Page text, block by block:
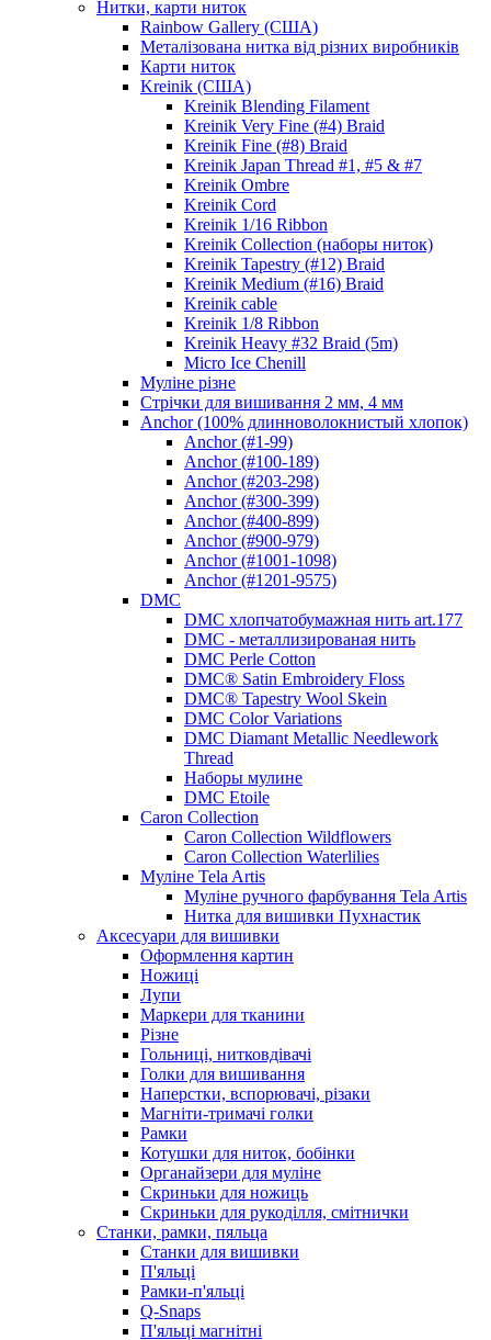
Нитки, карти ниток
Rainbow Gallery (США)
Металізована нитка від різних виробників
Карти ниток
Kreinik (США)
Kreinik Blending Filament
Kreinik Very Fine (#4) Braid
Kreinik Fine (#8) Braid
Kreinik Japan Thread #1, #5 & #7
Kreinik Ombre
Kreinik Cord
Kreinik 1/16 Ribbon
Kreinik Collection (наборы ниток)
Kreinik Tapestry (#12) Braid
Kreinik Medium (#16) Braid
Kreinik cable
Kreinik 1/8 Ribbon
Kreinik Heavy #32 Braid (5m)
Micro Ice Chenill
Муліне різне
Стрічки для вишивання 2 мм, 4 мм
Anchor (100% длинноволокнистый хлопок)
Anchor (#1-99)
Anchor (#100-189)
Anchor (#203-298)
Anchor (#300-399)
Anchor (#400-899)
Anchor (#900-979)
Anchor (#1001-1098)
Anchor (#1201-9575)
DMC
DMC хлопчатобумажная нить art.177
DMC - металлизированая нить
DMC Perle Cotton
DMC® Satin Embroidery Floss
DMC® Tapestry Wool Skein
DMC Color Variations
DMC Diamant Metallic Needlework
Thread
Наборы мулине
DMC Etoile
Caron Collection
Caron Collection Wildflowers
Caron Collection Waterlilies
Муліне Tela Artis
Муліне ручного фарбування Tela Artis
Нитка для вишивки Пухнастик
Аксесуари для вишивки
Оформлення картин
Ножиці
Лупи
Маркери для тканини
Різне
Гольниці, нитковдівачі
Голки для вишивання
Наперстки, вспорювачі, різаки
Магніти-тримачі голки
Рамки
Котушки для ниток, бобінки
Органайзери для муліне
Скриньки для ножиць
Скриньки для рукоділля, смітнички
Станки, рамки, пяльца
Станки для вишивки
П'яльці
Рамки-п'яльці
Q-Snaps
П'яльці магнітні